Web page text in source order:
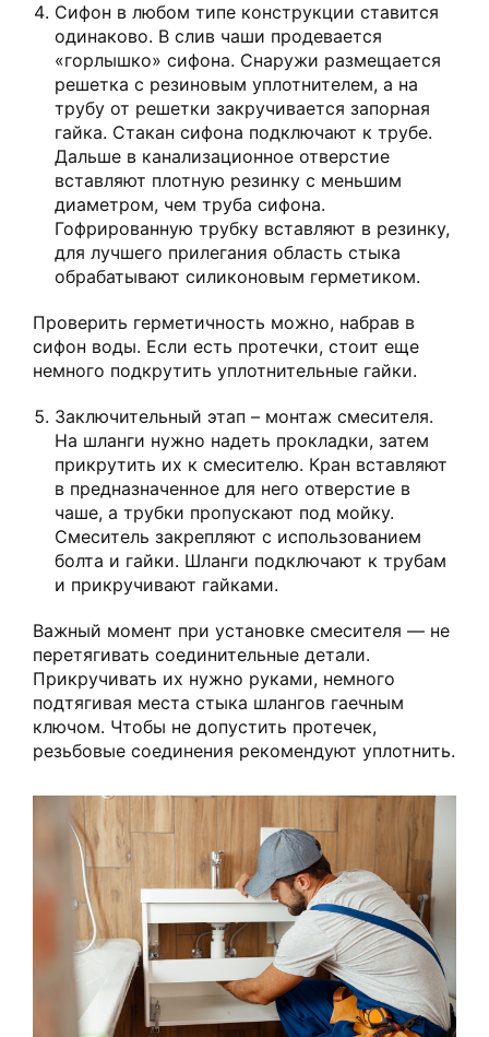
Сифон в любом типе конструкции ставится
одинаково. В слив чаши продевается
«горлышко» сифона. Снаружи размещается
решетка с резиновым уплотнителем, а на
трубу от решетки закручивается запорная
гайка. Стакан сифона подключают к трубе.
Дальше в канализационное отверстие
вставляют плотную резинку с меньшим
диаметром, чем труба сифона.
Гофрированную трубку вставляют в резинку,
для лучшего прилегания область стыка
обрабатывают силиконовым герметиком.
Проверить герметичность можно, набрав в
сифон воды. Если есть протечки, стоит еще
немного подкрутить уплотнительные гайки.
Заключительный этап – монтаж смесителя.
На шланги нужно надеть прокладки, затем
прикрутить их к смесителю. Кран вставляют
в предназначенное для него отверстие в
чаше, а трубки пропускают под мойку.
Смеситель закрепляют с использованием
болта и гайки. Шланги подключают к трубам
и прикручивают гайками.
Важный момент при установке смесителя — не
перетягивать соединительные детали.
Прикручивать их нужно руками, немного
подтягивая места стыка шлангов гаечным
ключом. Чтобы не допустить протечек,
резьбовые соединения рекомендуют уплотнить.